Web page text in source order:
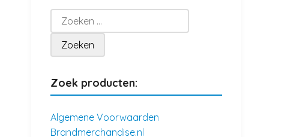
Zoeken
naar:
Zoek producten:
Algemene Voorwaarden
Brandmerchandise.nl